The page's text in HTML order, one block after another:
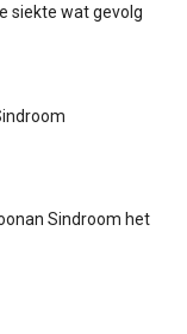
siekte wat gevolg
Sindroom het